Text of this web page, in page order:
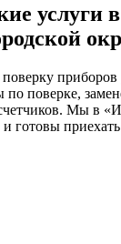
услуги в
приборов
по поверке,
Мы в
готовы